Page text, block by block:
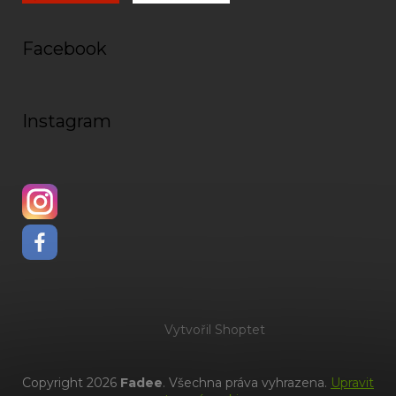
Facebook
Instagram
Vytvořil Shoptet
Copyright 2026 Fadee. Všechna práva vyhrazena. Upravit